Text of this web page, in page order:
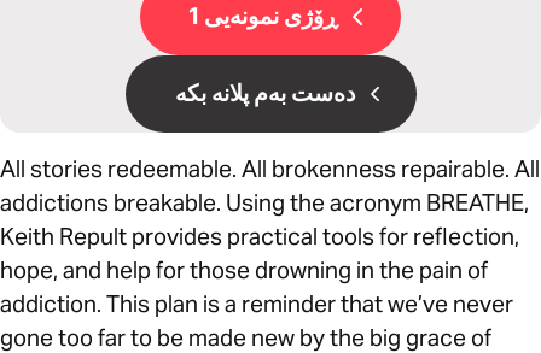
ڕۆژی نمونەیی 1
دەست بەم پلانە بکە
All stories redeemable. All brokenness repairable. All
addictions breakable. Using the acronym BREATHE,
Keith Repult provides practical tools for reflection,
hope, and help for those drowning in the pain of
addiction. This plan is a reminder that we’ve never
gone too far to be made new by the big grace of